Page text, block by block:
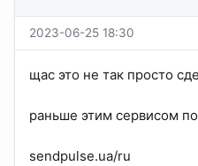
2023-06-25 18:30
щас это не так просто
раньше этим сервисом
sendpulse.ua/ru